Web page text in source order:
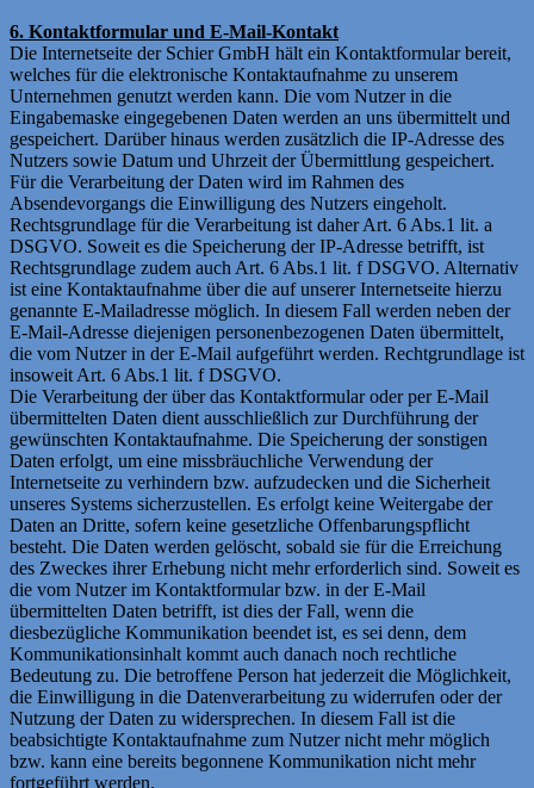
6. Kontaktformular und E-Mail-Kontakt
Die Internetseite der Schier GmbH hält ein Kontaktformular bereit,
welches für die elektronische Kontaktaufnahme zu unserem
Unternehmen genutzt werden kann. Die vom Nutzer in die
Eingabemaske eingegebenen Daten werden an uns übermittelt und
gespeichert. Darüber hinaus werden zusätzlich die IP-Adresse des
Nutzers sowie Datum und Uhrzeit der Übermittlung gespeichert.
Für die Verarbeitung der Daten wird im Rahmen des
Absendevorgangs die Einwilligung des Nutzers eingeholt.
Rechtsgrundlage für die Verarbeitung ist daher Art. 6 Abs.1 lit. a
DSGVO. Soweit es die Speicherung der IP-Adresse betrifft, ist
Rechtsgrundlage zudem auch Art. 6 Abs.1 lit. f DSGVO. Alternativ
ist eine Kontaktaufnahme über die auf unserer Internetseite hierzu
genannte E-Mailadresse möglich. In diesem Fall werden neben der
E-Mail-Adresse diejenigen personenbezogenen Daten übermittelt,
die vom Nutzer in der E-Mail aufgeführt werden. Rechtgrundlage ist
insoweit Art. 6 Abs.1 lit. f DSGVO.
Die Verarbeitung der über das Kontaktformular oder per E-Mail
übermittelten Daten dient ausschließlich zur Durchführung der
gewünschten Kontaktaufnahme. Die Speicherung der sonstigen
Daten erfolgt, um eine missbräuchliche Verwendung der
Internetseite zu verhindern bzw. aufzudecken und die Sicherheit
unseres Systems sicherzustellen. Es erfolgt keine Weitergabe der
Daten an Dritte, sofern keine gesetzliche Offenbarungspflicht
besteht. Die Daten werden gelöscht, sobald sie für die Erreichung
des Zweckes ihrer Erhebung nicht mehr erforderlich sind. Soweit es
die vom Nutzer im Kontaktformular bzw. in der E-Mail
übermittelten Daten betrifft, ist dies der Fall, wenn die
diesbezügliche Kommunikation beendet ist, es sei denn, dem
Kommunikationsinhalt kommt auch danach noch rechtliche
Bedeutung zu. Die betroffene Person hat jederzeit die Möglichkeit,
die Einwilligung in die Datenverarbeitung zu widerrufen oder der
Nutzung der Daten zu widersprechen. In diesem Fall ist die
beabsichtigte Kontaktaufnahme zum Nutzer nicht mehr möglich
bzw. kann eine bereits begonnene Kommunikation nicht mehr
fortgeführt werden.